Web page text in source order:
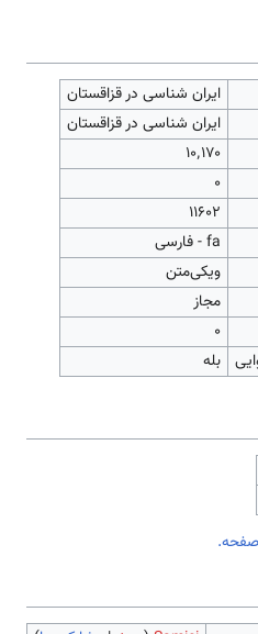
ایران شناسی در قزاقستان
ایران شناسی در قزاقستان
۱۰٬۱۷۰
0
11602
fa - فارسی
ویکی‌متن
مجاز
۰
بله